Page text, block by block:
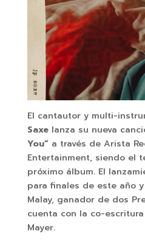
El cantautor y multi-
Saxelanza su nueva
You”a través de Arista
Entertainment, siendo el
próximo álbum. El
para finales de este año
Malay, ganador de dos
cuenta con la co-
Mayer.